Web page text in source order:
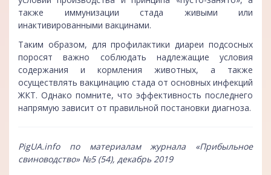
также иммунизации стада живыми или
инактивированными вакцинами.
Таким образом, для профилактики диареи подсосных
поросят важно соблюдать надлежащие условия
содержания и кормления животных, а также
осуществлять вакцинацию стада от основных инфекций
ЖКТ. Однако помните, что эффективность последнего
напрямую зависит от правильной постановки диагноза.
PigUA.info по материалам журнала «Прибыльное
свиноводство» №5 (54), декабрь 2019